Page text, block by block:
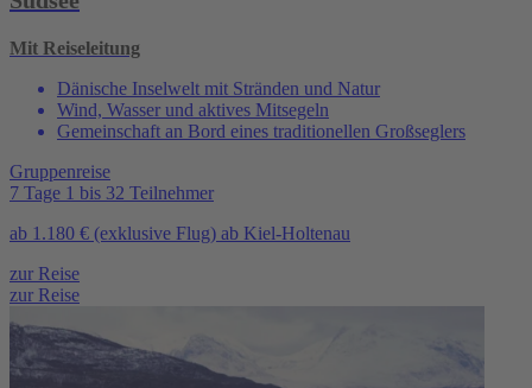
Mit Reiseleitung
Dänische Inselwelt mit Stränden und Natur
Wind, Wasser und aktives Mitsegeln
Gemeinschaft an Bord eines traditionellen Großseglers
Gruppenreise
7 Tage 1 bis 32 Teilnehmer
ab 1.180 € (exklusive Flug) ab Kiel-Holtenau
zur Reise
zur Reise